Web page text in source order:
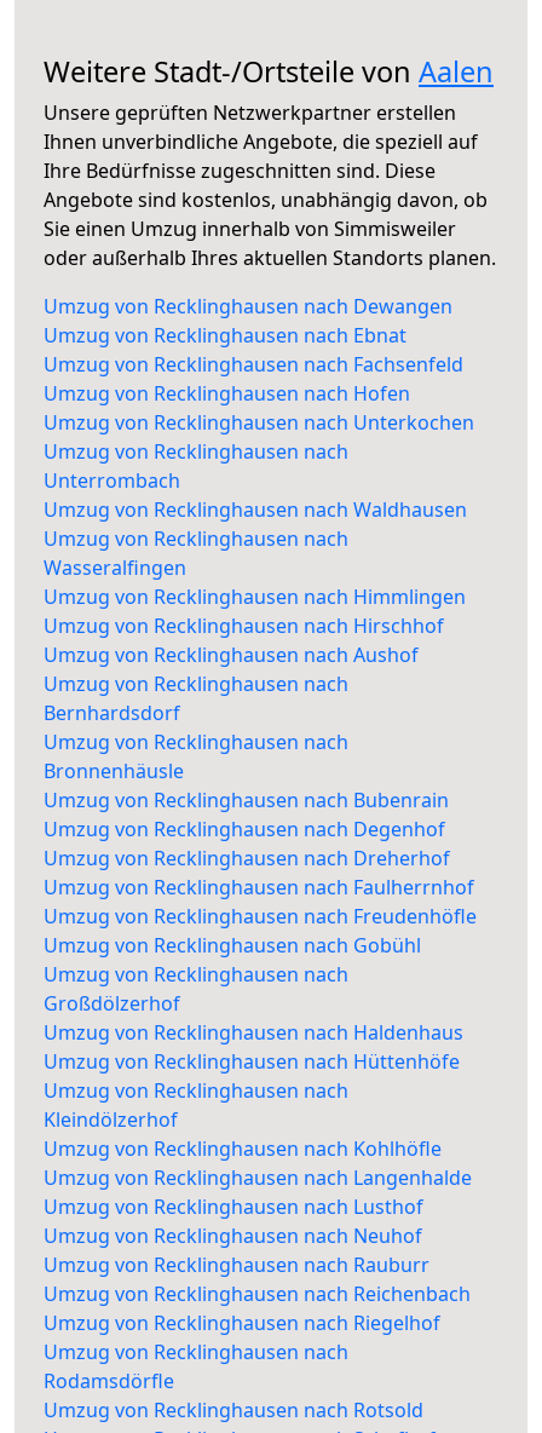
Weitere Stadt-/Ortsteile von Aalen
Unsere geprüften Netzwerkpartner erstellen
Ihnen unverbindliche Angebote, die speziell auf
Ihre Bedürfnisse zugeschnitten sind. Diese
Angebote sind kostenlos, unabhängig davon, ob
Sie einen Umzug innerhalb von Simmisweiler
oder außerhalb Ihres aktuellen Standorts planen.
Umzug von Recklinghausen nach Dewangen
Umzug von Recklinghausen nach Ebnat
Umzug von Recklinghausen nach Fachsenfeld
Umzug von Recklinghausen nach Hofen
Umzug von Recklinghausen nach Unterkochen
Umzug von Recklinghausen nach
Unterrombach
Umzug von Recklinghausen nach Waldhausen
Umzug von Recklinghausen nach
Wasseralfingen
Umzug von Recklinghausen nach Himmlingen
Umzug von Recklinghausen nach Hirschhof
Umzug von Recklinghausen nach Aushof
Umzug von Recklinghausen nach
Bernhardsdorf
Umzug von Recklinghausen nach
Bronnenhäusle
Umzug von Recklinghausen nach Bubenrain
Umzug von Recklinghausen nach Degenhof
Umzug von Recklinghausen nach Dreherhof
Umzug von Recklinghausen nach Faulherrnhof
Umzug von Recklinghausen nach Freudenhöfle
Umzug von Recklinghausen nach Gobühl
Umzug von Recklinghausen nach
Großdölzerhof
Umzug von Recklinghausen nach Haldenhaus
Umzug von Recklinghausen nach Hüttenhöfe
Umzug von Recklinghausen nach
Kleindölzerhof
Umzug von Recklinghausen nach Kohlhöfle
Umzug von Recklinghausen nach Langenhalde
Umzug von Recklinghausen nach Lusthof
Umzug von Recklinghausen nach Neuhof
Umzug von Recklinghausen nach Rauburr
Umzug von Recklinghausen nach Reichenbach
Umzug von Recklinghausen nach Riegelhof
Umzug von Recklinghausen nach
Rodamsdörfle
Umzug von Recklinghausen nach Rotsold